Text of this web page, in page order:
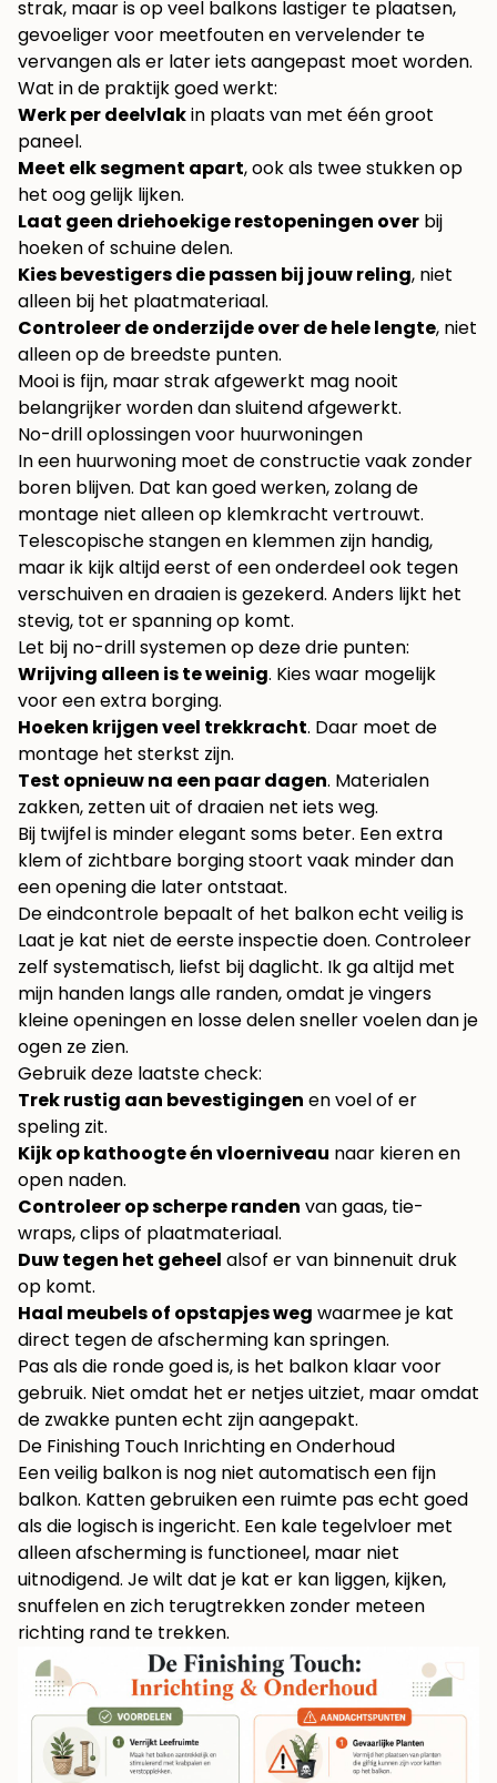
strak, maar is op veel balkons lastiger te plaatsen,
gevoeliger voor meetfouten en vervelender te
vervangen als er later iets aangepast moet worden.
Wat in de praktijk goed werkt:
Werk per deelvlakin plaats van met één groot
paneel.
Meet elk segment apart, ook als twee stukken op
het oog gelijk lijken.
Laat geen driehoekige restopeningen over bij
hoeken of schuine delen.
Kies bevestigers die passen bij jouw reling, niet
alleen bij het plaatmateriaal.
Controleer de onderzijde over de hele lengte, niet
alleen op de breedste punten.
Mooi is fijn, maar strak afgewerkt mag nooit
belangrijker worden dan sluitend afgewerkt.
No-drill oplossingen voor huurwoningen
In een huurwoning moet de constructie vaak zonder
boren blijven. Dat kan goed werken, zolang de
montage niet alleen op klemkracht vertrouwt.
Telescopische stangen en klemmen zijn handig,
maar ik kijk altijd eerst of een onderdeel ook tegen
verschuiven en draaien is gezekerd. Anders lijkt het
stevig, tot er spanning op komt.
Let bij no-drill systemen op deze drie punten:
Wrijving alleen is te weinig. Kies waar mogelijk
voor een extra borging.
Hoeken krijgen veel trekkracht. Daar moet de
montage het sterkst zijn.
Test opnieuw na een paar dagen. Materialen
zakken, zetten uit of draaien net iets weg.
Bij twijfel is minder elegant soms beter. Een extra
klem of zichtbare borging stoort vaak minder dan
een opening die later ontstaat.
De eindcontrole bepaalt of het balkon echt veilig is
Laat je kat niet de eerste inspectie doen. Controleer
zelf systematisch, liefst bij daglicht. Ik ga altijd met
mijn handen langs alle randen, omdat je vingers
kleine openingen en losse delen sneller voelen dan je
ogen ze zien.
Gebruik deze laatste check:
Trek rustig aan bevestigingen en voel of er
speling zit.
Kijk op kathoogte én vloerniveau naar kieren en
open naden.
Controleer op scherpe randen van gaas, tie-
wraps, clips of plaatmateriaal.
Duw tegen het geheel alsof er van binnenuit druk
op komt.
Haal meubels of opstapjes weg waarmee je kat
direct tegen de afscherming kan springen.
Pas als die ronde goed is, is het balkon klaar voor
gebruik. Niet omdat het er netjes uitziet, maar omdat
de zwakke punten echt zijn aangepakt.
De Finishing Touch Inrichting en Onderhoud
Een veilig balkon is nog niet automatisch een fijn
balkon. Katten gebruiken een ruimte pas echt goed
als die logisch is ingericht. Een kale tegelvloer met
alleen afscherming is functioneel, maar niet
uitnodigend. Je wilt dat je kat er kan liggen, kijken,
snuffelen en zich terugtrekken zonder meteen
richting rand te trekken.